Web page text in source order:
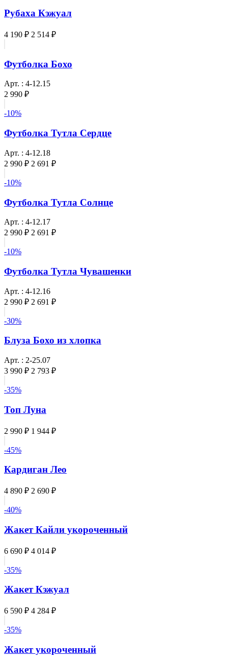
Рубаха Кэжуал
4 190 ₽ 2 514 ₽
Футболка Бохо
Арт. : 4-12.15
2 990 ₽
-10%
Футболка Тутла Сердце
Арт. : 4-12.18
2 990 ₽ 2 691 ₽
-10%
Футболка Тутла Солнце
Арт. : 4-12.17
2 990 ₽ 2 691 ₽
-10%
Футболка Тутла Чувашенки
Арт. : 4-12.16
2 990 ₽ 2 691 ₽
-30%
Блуза Бохо из хлопка
Арт. : 2-25.07
3 990 ₽ 2 793 ₽
-35%
Топ Луна
2 990 ₽ 1 944 ₽
-45%
Кардиган Лео
4 890 ₽ 2 690 ₽
-40%
Жакет Кайли укороченный
6 690 ₽ 4 014 ₽
-35%
Жакет Кэжуал
6 590 ₽ 4 284 ₽
-35%
Жакет укороченный